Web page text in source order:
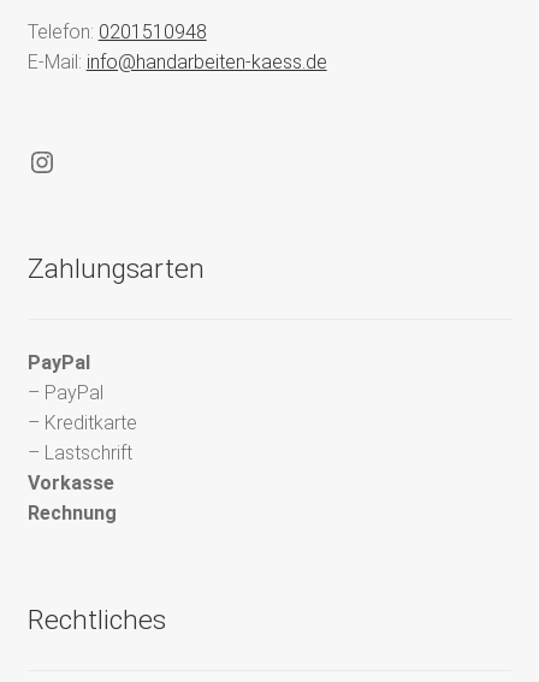
Telefon: 0201510948
E-Mail: info@handarbeiten-kaess.de
Instagram
Zahlungsarten
PayPal
– PayPal
– Kreditkarte
– Lastschrift
Vorkasse
Rechnung
Rechtliches